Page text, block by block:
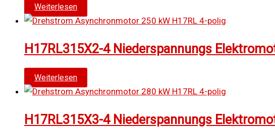
Weiterlesen
H17RL315X2-4 Niederspannungs
Weiterlesen
H17RL315X3-4 Niederspannungs